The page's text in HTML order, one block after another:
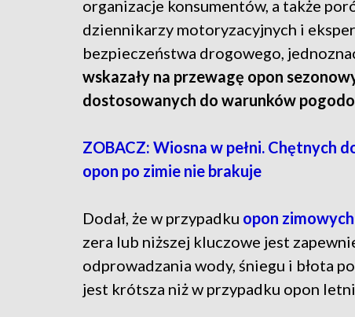
organizacje konsumentów, a także
dziennikarzy motoryzacyjnych i
bezpieczeństwa drogowego,
wskazały na przewagę opon
dostosowanych do warunków
ZOBACZ: Wiosna w pełni. Chętnych
opon po zimie nie brakuje
Dodał, że w przypadku opon zimowych
zera lub niższej kluczowe jest
odprowadzania wody, śniegu i błota
jest krótsza niż w przypadku opon